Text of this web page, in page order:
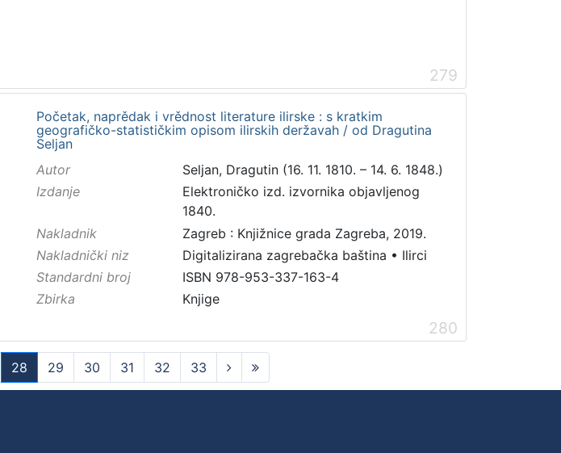
279
Početak, naprědak i vrědnost literature ilirske : s kratkim
geografičko-statističkim opisom ilirskih deržavah / od Dragutina
Seljan
Autor
Seljan, Dragutin (16. 11. 1810. – 14. 6. 1848.)
Izdanje
Elektroničko izd. izvornika objavljenog
1840.
Nakladnik
Zagreb : Knjižnice grada Zagreba, 2019.
Nakladnički niz
Digitalizirana zagrebačka baština • Ilirci
Standardni broj
ISBN 978-953-337-163-4
Zbirka
Knjige
280
28
(current)
29 30 31 32 33